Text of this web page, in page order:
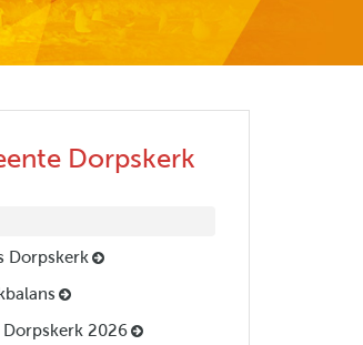
Dorpskerk
Dorpskerk
Dorpskerk 2026